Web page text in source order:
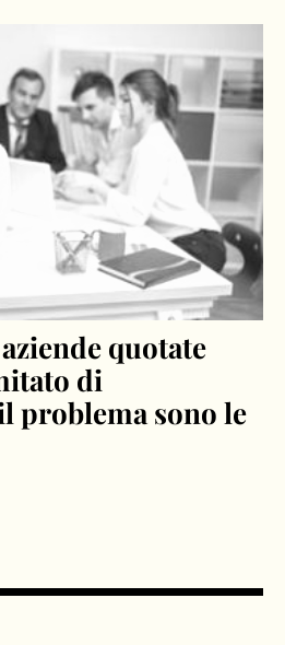
quotate
di
problema sono le